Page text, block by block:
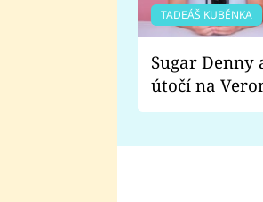
TADEÁŠ KUBĚNKA
Sugar Denny
útočí na
Proč je podle